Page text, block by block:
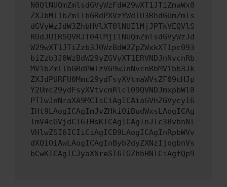
N0QlNUQmZmlsdGVyWzFdW29wXT1JTiZmaWx0
ZXJbMl1bZmllbGRdPXVzYWdlU3RhdGUmZmls
dGVyWzJdW3ZhbHVlXT0lNUIlMjJPTkVEQVlS
RUdJU1RSQVRJT04lMjIlNUQmZmlsdGVyWzJd
W29wXT1JTiZzb3J0WzBdW2ZpZWxkXT1pc093
biZzb3J0WzBdW29yZGVyXT1ERVNDJnNvcnRb
MV1bZmllbGRdPWlzVG9wJnNvcnRbMV1bb3Jk
ZXJdPURFU0Mmc29ydFsyXVtmaWVsZF09cHJp
Y2Umc29ydFsyXVtvcmRlcl09QVNDJmxpbWl0
PTIwJnNraXA9MCIsCiAgICAiaGVhZGVycyI6
IHt9LAogICAgImJvZHkiOiBudWxsLAogICAg
ImV4cGVjdCI6IHsKICAgICAgInJlc3BvbnNl
VHlwZSI6ICIiCiAgICB9LAogICAgInRpbWVv
dXQiOiAwLAogICAgInByb2dyZXNzIjogbnVs
bCwKICAgICJyaXNreSI6IGZhbHNlCiAgfQp9